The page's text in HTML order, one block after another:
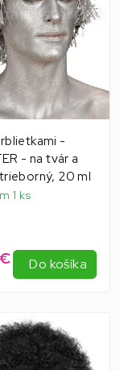
-
- na tvár a
20 ml
1 ks
Do košíka